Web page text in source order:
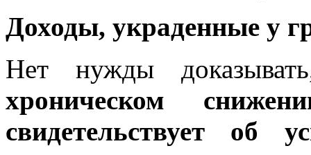
Доходы, украденные у
Нет нужды
хроническом
свидетельствует об